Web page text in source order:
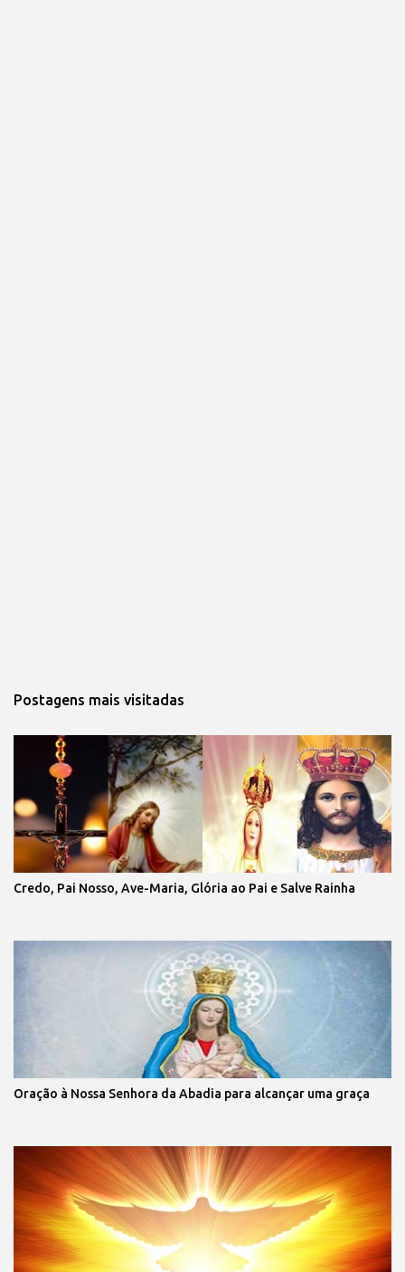
Postagens mais visitadas
Credo, Pai Nosso, Ave-Maria, Glória ao Pai e Salve Rainha
Oração à Nossa Senhora da Abadia para alcançar uma graça